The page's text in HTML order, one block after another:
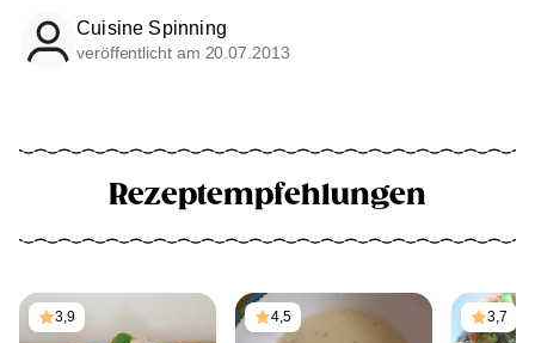
Cuisine Spinning
veröffentlicht am 20.07.2013
Rezeptempfehlungen
3,9 4,5 3,7